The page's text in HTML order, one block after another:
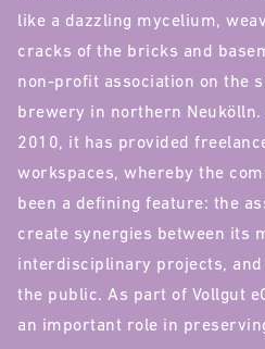
like a dazzling mycelium,
cracks of the bricks and
non-profit association on the
brewery in northern
2010, it has provided
workspaces, whereby the
been a defining feature: the
create synergies between its
interdisciplinary projects, and
the public. As part of Vollgut
an important role in